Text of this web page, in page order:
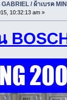
/ ผ้าเบรค
10:32:13 am »